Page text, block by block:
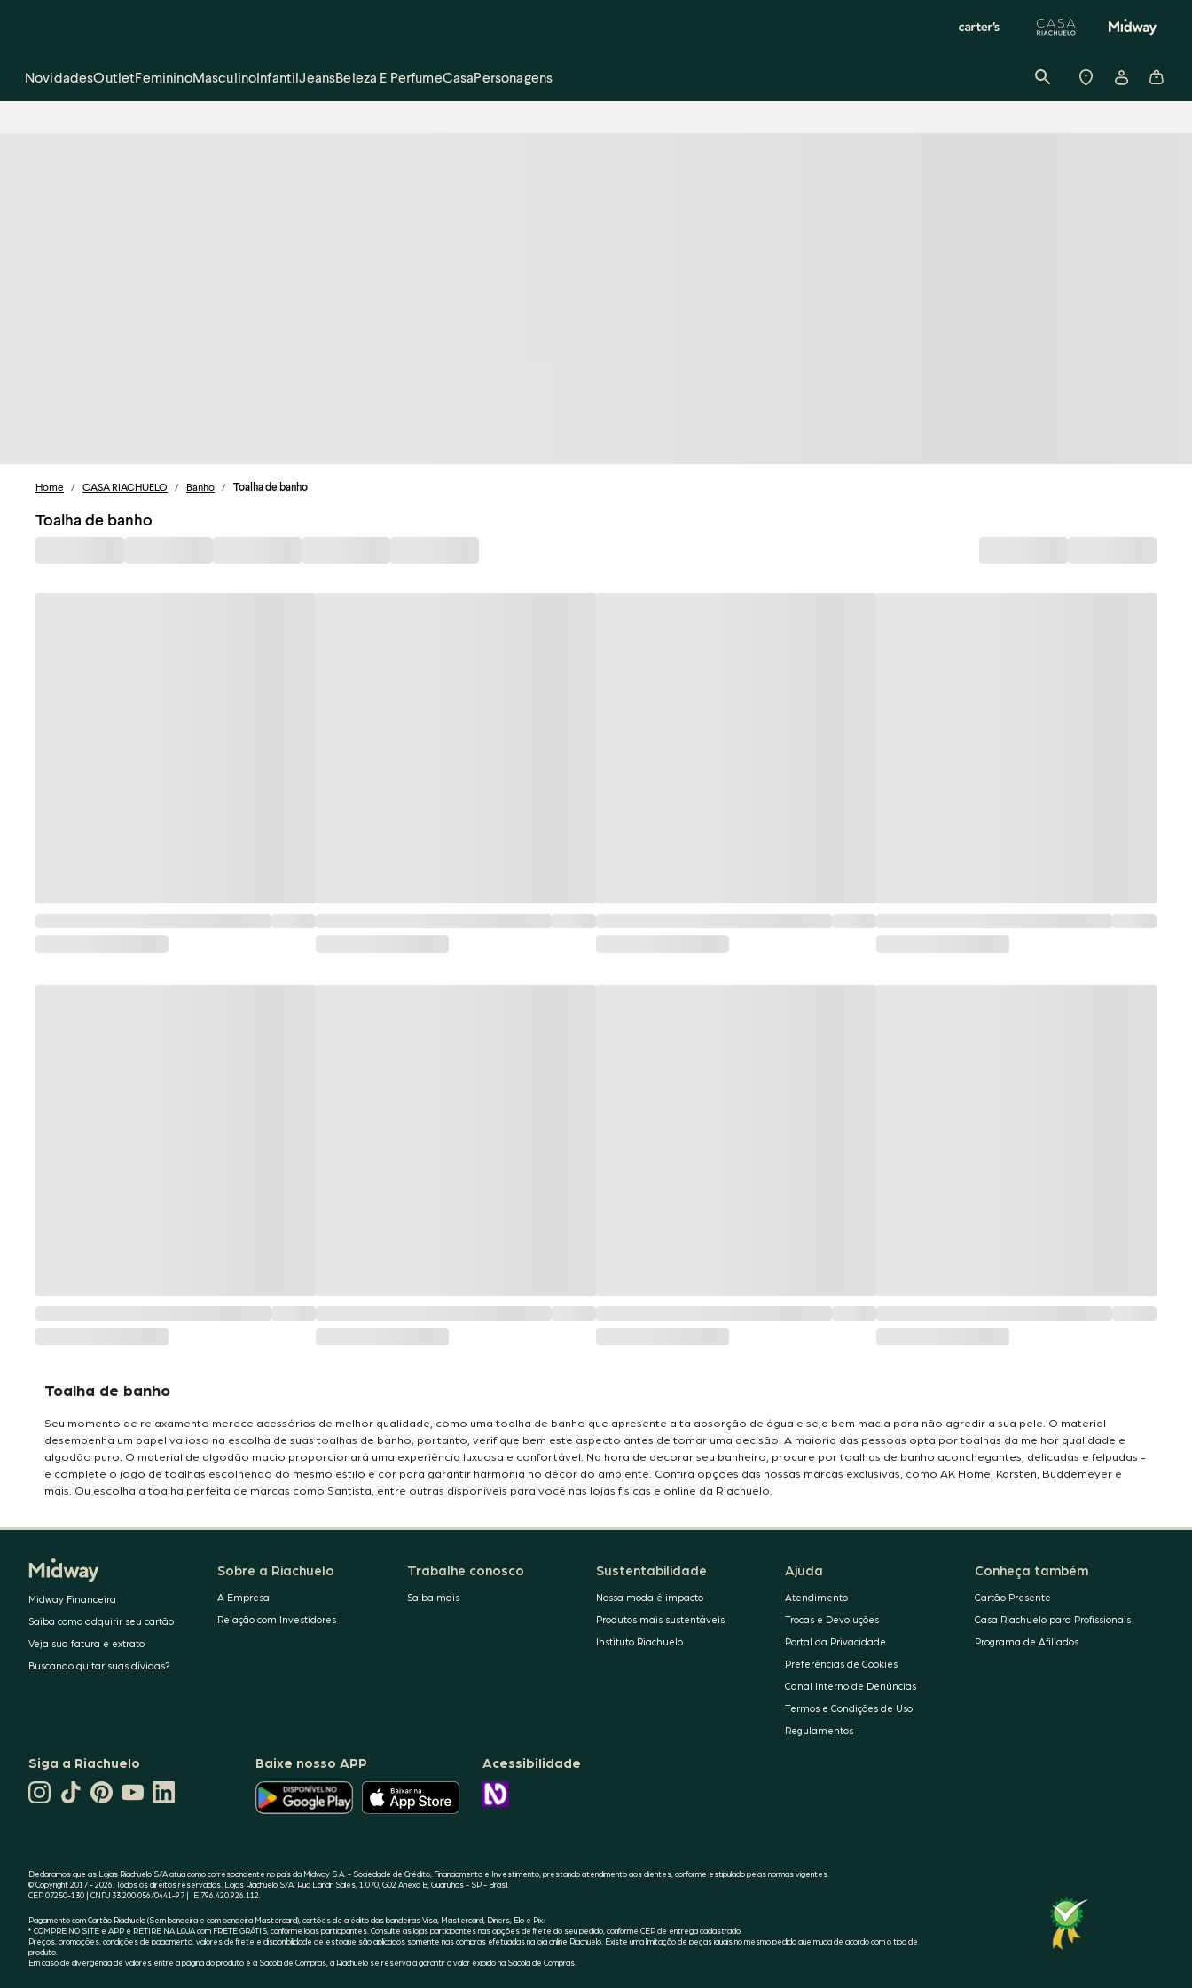
NovidadesOutletFemininoMasculinoInfantilJeansBeleza E PerfumeCasaPersonagens
Home / CASA RIACHUELO / Banho / Toalha de banho
Toalha de banho
Toalha de banho
Seu momento de relaxamento merece acessórios de melhor qualidade, como uma toalha de banho que apresente alta absorção de água e seja bem macia para não agredir a sua pele. O material
desempenha um papel valioso na escolha de suas toalhas de banho, portanto, verifique bem este aspecto antes de tomar uma decisão. A maioria das pessoas opta por toalhas da melhor qualidade e
algodão puro. O material de algodão macio proporcionará uma experiência luxuosa e confortável. Na hora de decorar seu banheiro, procure por toalhas de banho aconchegantes, delicadas e felpudas -
e complete o jogo de toalhas escolhendo do mesmo estilo e cor para garantir harmonia no décor do ambiente. Confira opções das nossas marcas exclusivas, como AK Home, Karsten, Buddemeyer e
mais. Ou escolha a toalha perfeita de marcas como Santista, entre outras disponíveis para você nas lojas físicas e online da Riachuelo.
Midway Financeira
Saiba como adquirir seu cartão
Veja sua fatura e extrato
Buscando quitar suas dívidas?
Sobre a Riachuelo
A Empresa
Relação com Investidores
Trabalhe conosco
Saiba mais
Sustentabilidade
Nossa moda é impacto
Produtos mais sustentáveis
Instituto Riachuelo
Ajuda
Atendimento
Trocas e Devoluções
Portal da Privacidade
Preferências de Cookies
Canal Interno de Denúncias
Termos e Condições de Uso
Regulamentos
Conheça também
Cartão Presente
Casa Riachuelo para Profissionais
Programa de Afiliados
Siga a Riachuelo
TIKTOKPINTEREST
CANAL
DA LINKEDIN
Baixe nosso APP
O
APLICATIVO
DA
GOOGLE
PLAY
O
APLICATIVO
DA
APPLE
STORE
Acessibilidade
CONHEÇA
A
Declaramos que as Lojas Riachuelo S/A atua como correspondente no país da Midway S.A. - Sociedade de Crédito, Financiamento e Investimento, prestando atendimento aos clientes, conforme estipulado pelas normas vigentes.
© Copyright 2017 - 2026. Todos os direitos reservados. Lojas Riachuelo S/A. Rua Landri Sales, 1.070, G02 Anexo B, Guarulhos - SP - Brasil.
CEP 07250-130 | CNPJ 33.200.056/0441-97 | IE 796.420.926.112.
Pagamento com Cartão Riachuelo (Sem bandeira e com bandeira Mastercard), cartões de crédito das bandeiras Visa, Mastercard, Diners, Elo e Pix.
* COMPRE NO SITE e APP e RETIRE NA LOJA com FRETE GRÁTIS, conforme lojas participantes. Consulte as lojas participantes nas opções de frete do seu pedido, conforme CEP de entrega cadastrado.
Preços, promoções, condições de pagamento, valores de frete e disponibilidade de estoque são aplicados somente nas compras efetuadas na loja online Riachuelo. Existe uma limitação de peças iguais no mesmo pedido que muda de acordo com o tipo de
produto.
Em caso de divergência de valores entre a página do produto e a Sacola de Compras, a Riachuelo se reserva a garantir o valor exibido na Sacola de Compras.
SELO
RA1000